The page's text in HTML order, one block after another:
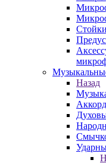
Назад